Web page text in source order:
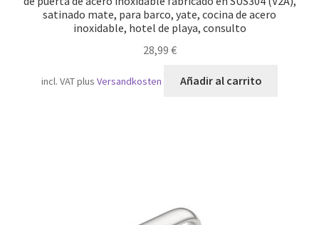
satinado mate, para barco, yate, cocina de acero
inoxidable, hotel de playa, consulto
28,99 €
incl. VATplus Versandkosten Añadir al carrito